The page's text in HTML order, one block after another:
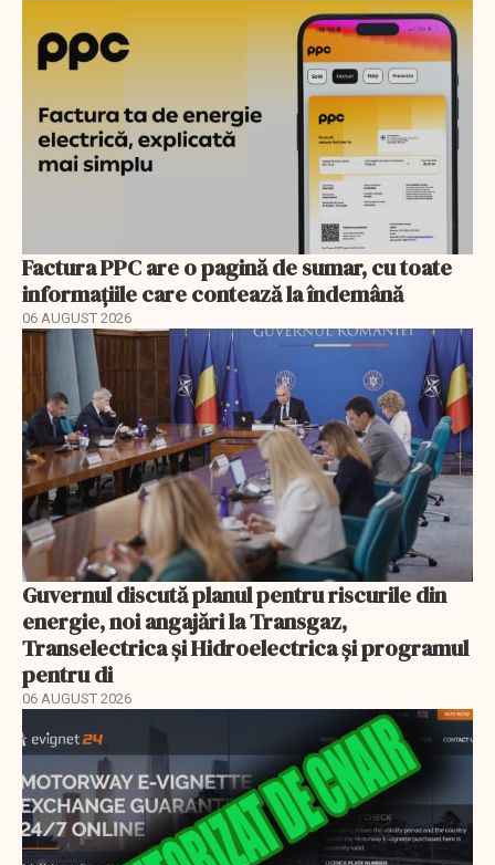
Factura PPC are o pagină de sumar, cu toate
informațiile care contează la îndemână
06 AUGUST 2026
Guvernul discută planul pentru riscurile din
energie, noi angajări la Transgaz,
Transelectrica și Hidroelectrica și programul
pentru di
06 AUGUST 2026